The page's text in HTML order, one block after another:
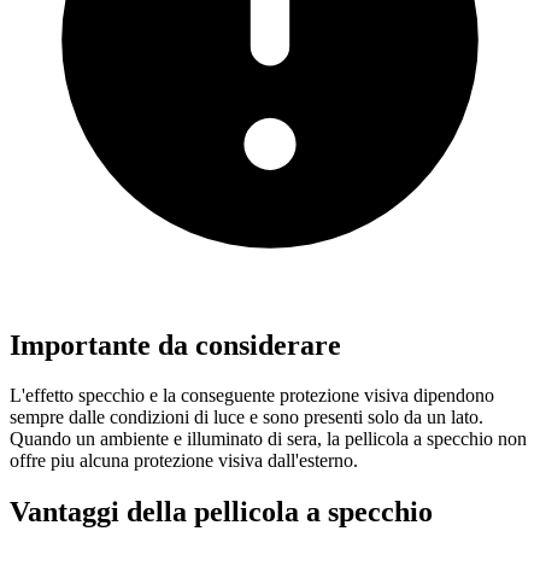
Importante da considerare
L'effetto specchio e la conseguente protezione visiva dipendono
sempre dalle condizioni di luce e sono presenti solo da un lato.
Quando un ambiente e illuminato di sera, la pellicola a specchio non
offre piu alcuna protezione visiva dall'esterno.
Vantaggi della pellicola a specchio